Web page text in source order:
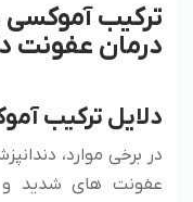
ترکیب آموکسی
درمان عفونت
دلایل ترکیب
در برخی موارد،
عفونت های شدید و